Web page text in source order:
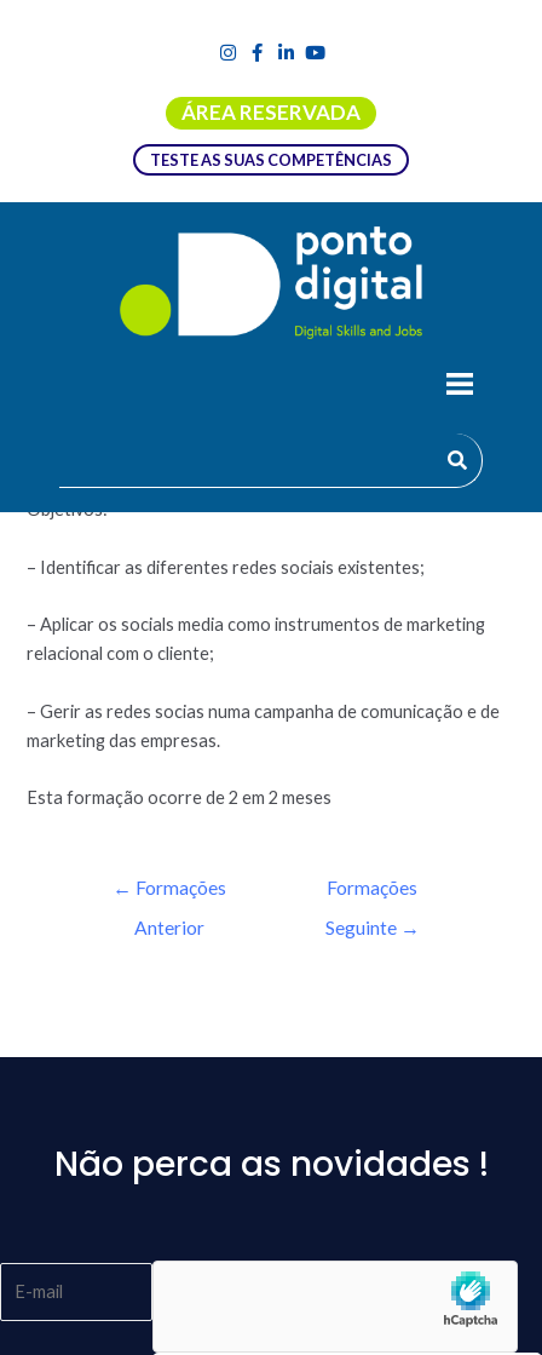
ÁREA RESERVADA
TESTE AS SUAS COMPETÊNCIAS
Objetivos:
– Identificar as diferentes redes sociais existentes;
– Aplicar os socials media como instrumentos de marketing
relacional com o cliente;
– Gerir as redes socias numa campanha de comunicação e de
marketing das empresas.
Esta formação ocorre de 2 em 2 meses
← Formações
Anterior
Formações
Seguinte →
Não perca as novidades !